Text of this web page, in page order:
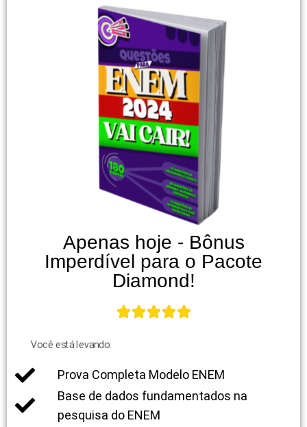
Apenas hoje - Bônus
Imperdível para o Pacote
Diamond!
Você está levando:
Prova Completa Modelo ENEM
Base de dados fundamentados na
pesquisa do ENEM